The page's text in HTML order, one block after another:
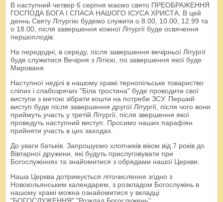
В наступний четвер 6 серпня маємо свято ПРЕОБРАЖЕННЯ
ГОСПОДА БОГА І СПАСА НАШОГО ІСУСА ХРИСТА. В цей
деннь Святу Літургію будемо служити о 8.00, 10.00, 12.99 та
о 18.00, після завершення кожної Літургії буде освячення
першоплодів.
На передодні, в середу, після завершення вечірньої Літургії
буде служитися Вечірня з Літією, по завершення якої буде
Мированя
Наступної неділі в нашому храмі тернопільське товариство
сліпих і слабозрячих "Біла тростина" буде проводити свої
виступи з метою зібрати кошти на потреби ЗСУ. Перший
виступ буде після завершення другої Літургії, після чого вони
приймуть участь у третій Літургії, після звершення якої
проведуть наступний виступ. Просимо наших парафіян
прийняти участь в цих заходах.
До уваги батьків. Запрошуємо хлопчиків віком від 7 років до
Вівтарної дружини, які будуть прислуговувати при
Богослужіннях та знайомитися з обрядами нашої Церкви.
Наша Церква дотримується літочислення згідно з
Новоюльянським календарем, з розкладом Богослужінь в
нашому храмі можна ознайомитися у вкладці